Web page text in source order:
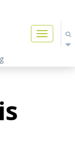
Toggle
navigation